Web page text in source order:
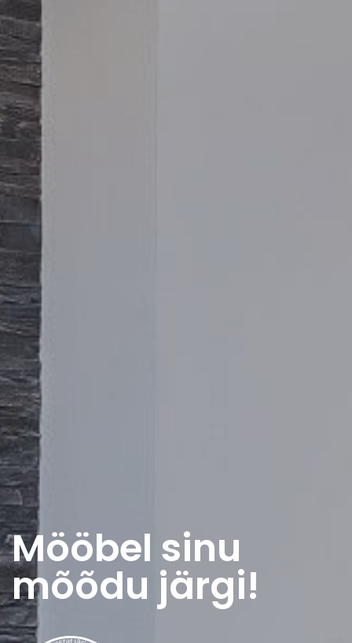
Mööbel sinu
mõõdu järgi!